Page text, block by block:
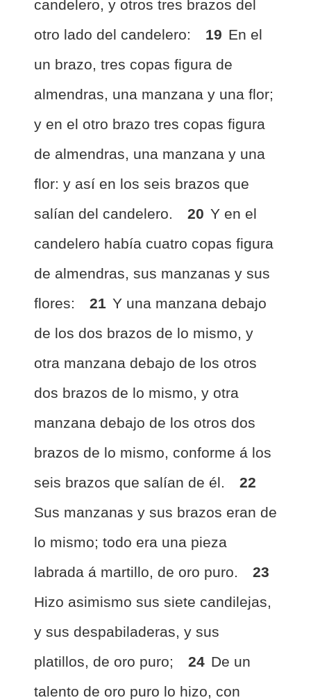
candelero, y otros tres brazos del
otro lado del candelero:
19 En el
un brazo, tres copas figura de
almendras, una manzana y una flor;
y en el otro brazo tres copas figura
de almendras, una manzana y una
flor: y así en los seis brazos que
salían del candelero.
20 Y en el
candelero había cuatro copas figura
de almendras, sus manzanas y sus
flores:
21 Y una manzana debajo
de los dos brazos de lo mismo, y
otra manzana debajo de los otros
dos brazos de lo mismo, y otra
manzana debajo de los otros dos
brazos de lo mismo, conforme á los
seis brazos que salían de él.
22
Sus manzanas y sus brazos eran de
lo mismo; todo era una pieza
labrada á martillo, de oro puro.
23
Hizo asimismo sus siete candilejas,
y sus despabiladeras, y sus
platillos, de oro puro;
24 De un
talento de oro puro lo hizo, con